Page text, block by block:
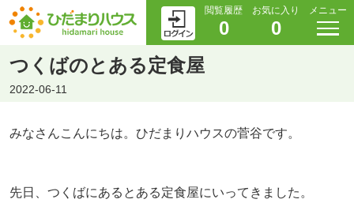
閲覧履歴
0
お気に入り
0
メニュー
つくばのとある定食屋
2022-06-11
みなさんこんにちは。ひだまりハウスの菅谷です。
先日、つくばにあるとある定食屋にいってきました。